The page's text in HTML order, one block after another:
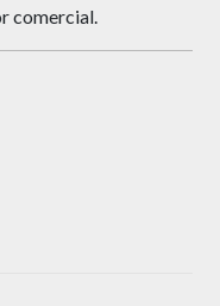
comercial.